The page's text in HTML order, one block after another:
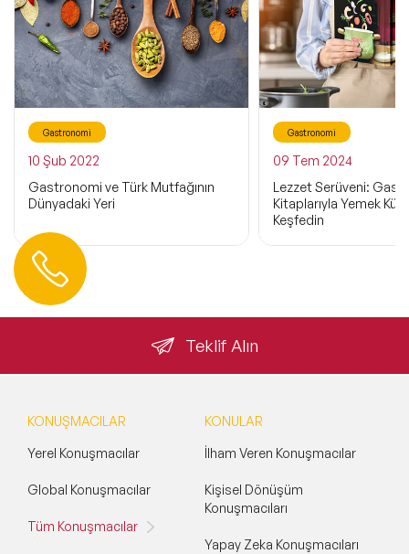
Gastronomi
10 Şub 2022
Gastronomi ve Türk Mutfağının
Dünyadaki Yeri
Gastronomi
09 Tem 2024
Lezzet Serüveni:
Kitaplarıyla Yemek
Keşfedin
Teklif Alın
Hemen Ulaşın
KONUŞMACILAR
Yerel Konuşmacılar
Global Konuşmacılar
Tüm Konuşmacılar
KONULAR
İlham Veren Konuşmacılar
Kişisel Dönüşüm
Konuşmacıları
Yapay Zeka Konuşmacıları